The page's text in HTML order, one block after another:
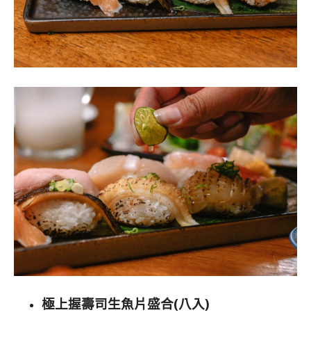
極上握壽司生魚片盛合(八入)